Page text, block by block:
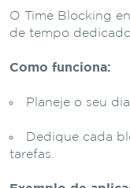
O Time Blocking
de tempo
Como funciona:
Planeje o seu
Dedique cada
tarefas.